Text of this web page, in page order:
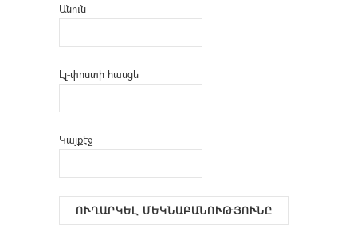
Անուն
Էլ-փոստի հասցե
Կայքէջ